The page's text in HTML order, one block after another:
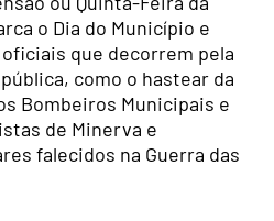
o Dia do Município e
que decorrem pela
como o hastear da
Bombeiros Municipais e
de Minerva e
falecidos na Guerra das